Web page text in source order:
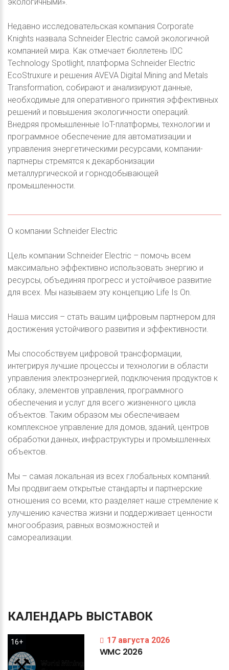
Недавно исследовательская компания Corporate
Knights назвала Schneider Electric самой экологичной
компанией мира. Как отмечает бюллетень IDC
Technology Spotlight, платформа Schneider Electric
EcoStruxure и решения AVEVA Digital Mining and Metals
Transformation, собирают и анализируют данные,
необходимые для оперативного принятия эффективных
решений и повышения экологичности операций.
Внедряя промышленные IoT-платформы, технологии и
программное обеспечение для автоматизации и
управления энергетическими ресурсами, компании-
партнеры стремятся к декарбонизации
металлургической и горнодобывающей
промышленности.
О компании Schneider Electric
Цель компании Schneider Electric – помочь всем
максимально эффективно использовать энергию и
ресурсы, объединяя прогресс и устойчивое развитие
для всех. Мы называем эту концепцию Life Is On.
Наша миссия – стать вашим цифровым партнером для
достижения устойчивого развития и эффективности.
Мы способствуем цифровой трансформации,
интегрируя лучшие процессы и технологии в области
управления электроэнергией, подключения продуктов к
облаку, элементов управления, программного
обеспечения и услуг для всего жизненного цикла
объектов. Таким образом мы обеспечиваем
комплексное управление для домов, зданий, центров
обработки данных, инфраструктуры и промышленных
объектов.
Мы – самая локальная из всех глобальных компаний.
Мы продвигаем открытые стандарты и партнерские
отношения со всеми, кто разделяет наше стремление к
улучшению качества жизни и поддерживает ценности
многообразия, равных возможностей и
самореализации.
КАЛЕНДАРЬ ВЫСТАВОК
16+ 17 августа 2026
WMC 2026